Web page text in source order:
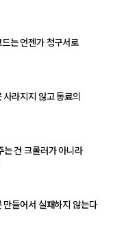
는 언젠가 청구서로
라지지 않고 동료의
는 건 크롤러가 아니라
만들어서 실패하지 않는다